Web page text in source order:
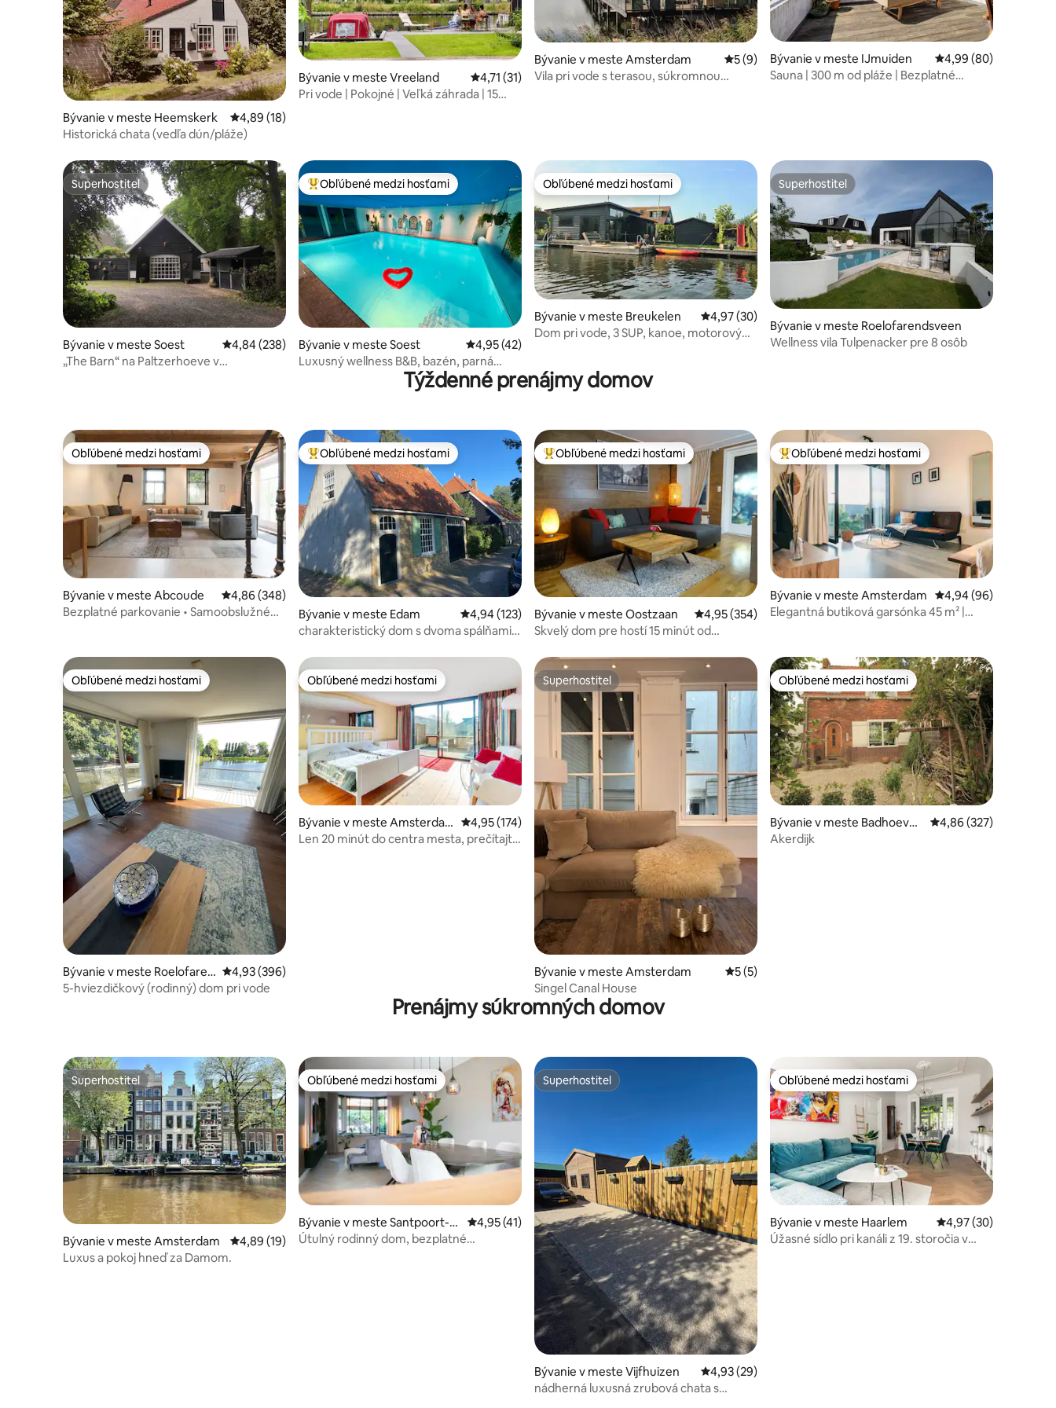
Bývanie v meste Heemskerk Priemerné ohodnotenie 4,89 z 5, počet hodnotení: 18
4,89 (18)
Historická chata (vedľa dún/pláže)
Bývanie v meste Vreeland Priemerné ohodnotenie 4,71 z 5, počet hodnotení: 31
4,71 (31)
Pri vode | Pokojné | Veľká záhrada | 15
Bývanie v meste Amsterdam Priemerné ohodnotenie 5 z 5, počet hodnotení: 9
5 (9)
Vila pri vode s terasou, súkromnou
Bývanie v meste IJmuiden Priemerné
4,99 (80)
Sauna | 300 m od pláže | Bezplatné
Superhostiteľ
Superhostiteľ
Bývanie v meste Soest Priemerné ohodnotenie 4,84 z 5, počet hodnotení: 238
4,84 (238)
„The Barn“ na Paltzerhoeve v
Najobľúbenejšie medzi hosťami
Obľúbené medzi hosťami
Bývanie v meste Soest Priemerné ohodnotenie 4,95 z 5, počet hodnotení: 42
4,95 (42)
Luxusný wellness B&B, bazén, parná
Obľúbené medzi hosťami
Obľúbené medzi hosťami
Bývanie v meste Breukelen Priemerné ohodnotenie 4,97 z 5, počet hodnotení: 30
4,97 (30)
Dom pri vode, 3 SUP, kanoe, motorový
Superhostiteľ
Superhostiteľ
Bývanie v meste Roelofarendsveen
Wellness vila Tulpenacker pre 8 osôb
Týždenné prenájmy domov
Obľúbené medzi hosťami
Obľúbené medzi hosťami
Bývanie v meste Abcoude Priemerné ohodnotenie 4,86 z 5, počet hodnotení: 348
4,86 (348)
Bezplatné parkovanie • Samoobslužné
Najobľúbenejšie medzi hosťami
Obľúbené medzi hosťami
Bývanie v meste Edam Priemerné ohodnotenie 4,94 z 5, počet hodnotení: 123
4,94 (123)
charakteristický dom s dvoma spálňami,
Najobľúbenejšie medzi hosťami
Obľúbené medzi hosťami
Bývanie v meste Oostzaan Priemerné ohodnotenie 4,95 z 5, počet hodnotení: 354
4,95 (354)
Skvelý dom pre hostí 15 minút od
Najobľúbenejšie medzi hosťami
Obľúbené medzi hosťami
Bývanie v meste Amsterdam Priemerné
4,94 (96)
Elegantná butiková garsónka 45 m² |
Obľúbené medzi hosťami
Obľúbené medzi hosťami
Bývanie v meste Roelofaren
dsveen
Priemerné ohodnotenie 4,93 z 5, počet hodnotení: 396
4,93 (396)
5-hviezdičkový (rodinný) dom pri vode
Obľúbené medzi hosťami
Obľúbené medzi hosťami
Bývanie v meste Amsterda
m
Priemerné ohodnotenie 4,95 z 5, počet hodnotení: 174
4,95 (174)
Len 20 minút do centra mesta, prečítajte
Superhostiteľ
Superhostiteľ
Bývanie v meste Amsterdam Priemerné ohodnotenie 5 z 5, počet hodnotení: 5
5 (5)
Singel Canal House
Obľúbené medzi hosťami
Obľúbené medzi hosťami
Bývanie v meste Badhoeved
orp
Priemerné
4,86 (327)
Akerdijk
Prenájmy súkromných domov
Superhostiteľ
Superhostiteľ
Bývanie v meste Amsterdam Priemerné ohodnotenie 4,89 z 5, počet hodnotení: 19
4,89 (19)
Luxus a pokoj hneď za Damom.
Obľúbené medzi hosťami
Obľúbené medzi hosťami
Bývanie v meste Santpoort-N
oord
Priemerné ohodnotenie 4,95 z 5, počet hodnotení: 41
4,95 (41)
Útulný rodinný dom, bezplatné
Superhostiteľ
Superhostiteľ
Bývanie v meste Vijfhuizen Priemerné ohodnotenie 4,93 z 5, počet hodnotení: 29
4,93 (29)
nádherná luxusná zrubová chata s
Obľúbené medzi hosťami
Obľúbené medzi hosťami
Bývanie v meste Haarlem Priemerné
4,97 (30)
Úžasné sídlo pri kanáli z 19. storočia v